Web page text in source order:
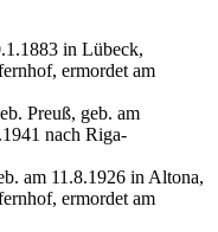
in Lübeck,
ermordet am
Preuß, geb. am
nach Riga-
am 11.8.1926 in Altona,
ermordet am